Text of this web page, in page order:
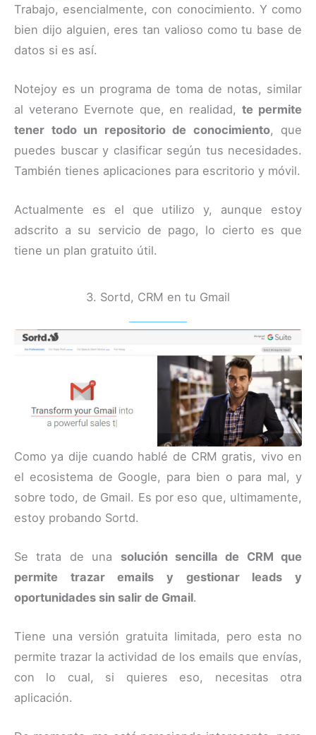
Trabajo, esencialmente, con conocimiento. Y como
bien dijo alguien, eres tan valioso como tu base de
datos si es así.
Notejoy es un programa de toma de notas, similar
al veterano Evernote que, en realidad,te permite
tener todo un repositorio de conocimiento, que
puedes buscar y clasificar según tus necesidades.
También tienes aplicaciones para escritorio y móvil.
Actualmente es el que utilizo y, aunque estoy
adscrito a su servicio de pago, lo cierto es que
tiene un plan gratuito útil.
3. Sortd, CRM en tu Gmail
Como ya dije cuando hablé de CRM gratis, vivo en
el ecosistema de Google, para bien o para mal, y
sobre todo, de Gmail. Es por eso que, ultimamente,
estoy probando Sortd.
Se trata de una solución sencilla de CRM que
permite trazar emails y gestionar leads y
oportunidades sin salir de Gmail.
Tiene una versión gratuita limitada, pero esta no
permite trazar la actividad de los emails que envías,
con lo cual, si quieres eso, necesitas otra
aplicación.